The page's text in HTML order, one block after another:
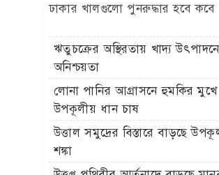
ঢাকার খালগুলো পুনরুদ্ধার হবে কবে
ঋতুচক্রের অস্থিরতায় খাদ্য
অনিশ্চয়তা
লোনা পানির আগ্রাসনে হুমকির মুখে
উপকূলীয় ধান চাষ
উত্তাল সমুদ্রের বিস্তারে বাড়ছে
শঙ্কা